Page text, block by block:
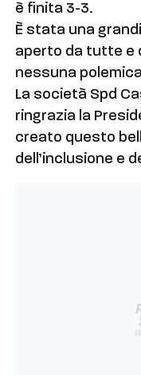
è finita 3-3.
È stata una
aperto da tutte e
nessuna
La società Spd
ringrazia la
creato questo
dell’inclusione e